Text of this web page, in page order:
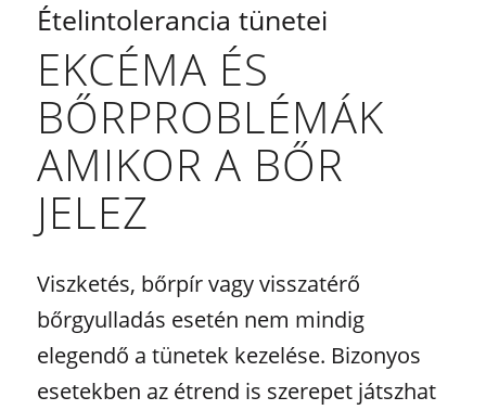
Ételintolerancia tünetei
EKCÉMA ÉS
BŐRPROBLÉMÁK
AMIKOR A BŐR
JELEZ
Viszketés, bőrpír vagy visszatérő
bőrgyulladás esetén nem mindig
elegendő a tünetek kezelése. Bizonyos
esetekben az étrend is szerepet játszhat